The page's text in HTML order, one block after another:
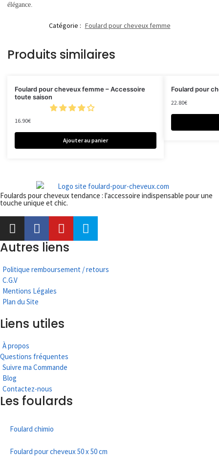
élégance.
Catégorie : Foulard pour cheveux femme
Produits similaires
Foulard pour cheveux femme – Accessoire
toute saison
16.90€
Ajouter au panier
Foulard pour
22.80€
Foulards pour cheveux tendance : l'accessoire indispensable pour une
touche unique et chic.
Autres liens
Politique remboursement / retours
C.G.V
Mentions Légales
Plan du Site
Liens utiles
À propos
Questions fréquentes
Suivre ma Commande
Blog
Contactez-nous
Les foulards
Foulard chimio
Foulard pour cheveux 50 x 50 cm